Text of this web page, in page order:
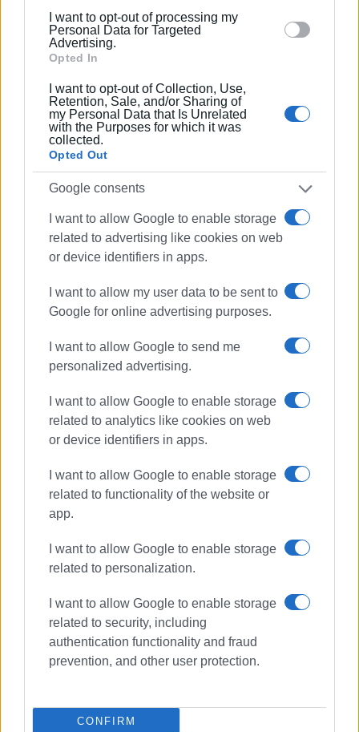
section.
I want to opt-out of processing my
Personal Data for Targeted
Advertising.
Opted In
I want to opt-out of Collection, Use,
Retention, Sale, and/or Sharing of
my Personal Data that Is Unrelated
with the Purposes for which it was
collected.
Opted Out
Google consents
I want to allow Google to enable storage
related to advertising like cookies on web
or device identifiers in apps.
I want to allow my user data to be sent to
Google for online advertising purposes.
I want to allow Google to send me
personalized advertising.
I want to allow Google to enable storage
related to analytics like cookies on web
or device identifiers in apps.
I want to allow Google to enable storage
related to functionality of the website or
app.
I want to allow Google to enable storage
related to personalization.
I want to allow Google to enable storage
related to security, including
authentication functionality and fraud
prevention, and other user protection.
CONFIRM
μουσικολόγος έχει συνεργαστεί με φορείς όπως
το Ιόνιο Πανεπιστήμιο, το Μέγαρο Μουσικής
Αθηνών κ.ά. Διδάσκει στο Ωδείο Κερκύρας και
είναι υπεύθυνος του Αρχείου της Φιλαρμονικής
Εταιρίας «Μάντζαρος».
Ακολουθήστε το enimerosi στο
Συνδρομητές στο e-paper